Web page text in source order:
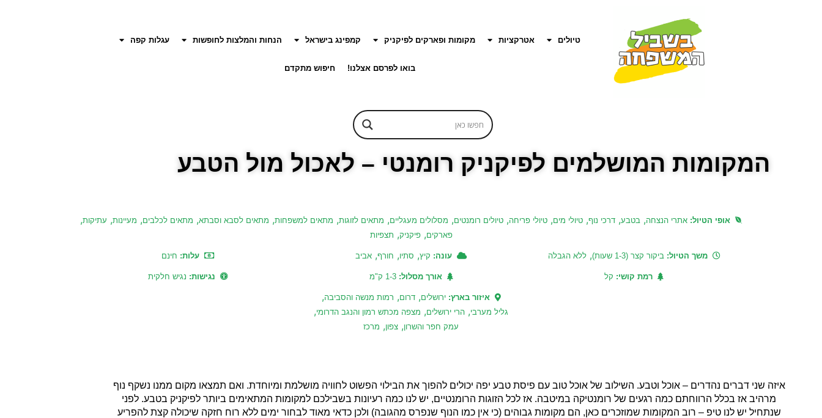
טיולים אטרקציות מקומות ופארקים לפיקניק קמפינג בישראל הנחות והמלצות לחופשות עגלות קפה
בואו לפרסם אצלנו! חיפוש מתקדם
המקומות המושלמים לפיקניק רומנטי – לאכול מול הטבע
אופי הטיול: אתרי הנצחה, בטבע, דרכי נוף, טיולי מים, טיולי פריחה, טיולים רומנטים, מסלולים מעגליים, מתאים לזוגות, מתאים למשפחות, מתאים לסבא וסבתא, מתאים לכלבים, מעיינות, עתיקות,
פארקים, פיקניק, תצפיות
משך הטיול:ביקור קצר (1-3 שעות) , ללא הגבלה עונה: קיץ, סתיו, חורף, אביב עלות: חינם
רמת קושי: קל אורך מסלול:1-3 ק"מ נגישות: נגיש חלקית
איזור בארץ:ירושלים, דרום, רמות מנשה והסביבה,
גליל מערבי, הרי ירושלים, מצפה מכתש רמון והנגב הדרומי,
עמק חפר והשרון, צפון, מרכז
איזה שני דברים נהדרים – אוכל וטבע. השילוב של אוכל טוב עם פיסת טבע יפה יכולים להפוך את הבילוי הפשוט לחוויה מושלמת ומיוחדת. ואם תמצאו מקום ממנו נשקף נוף
מרהיב אז בכלל הרווחתם כמה רגעים של רומנטיקה במיטבה. אז לכל הזוגות הרומנטיים, יש לנו כמה רעיונות בשבילכם למקומות המתאימים ביותר לפיקניק בטבע. לפני
שנתחיל יש לנו טיפ – רוב המקומות שמוזכרים כאן, הם מקומות גבוהים (כי אין כמו הנוף שנפרס מהגובה) ולכן כדאי מאוד לבחור ימים ללא רוח חזקה שיכולה קצת להפריע